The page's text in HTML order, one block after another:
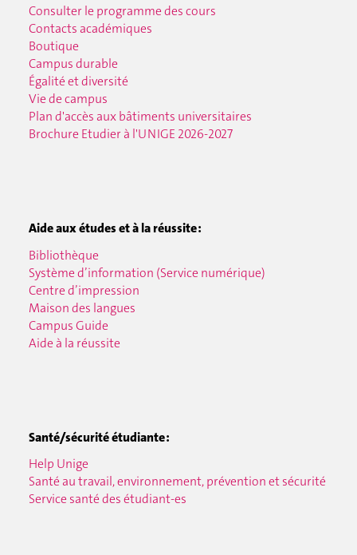
Consulter le programme des cours
Contacts académiques
Boutique
Campus durable
Égalité et diversité
Vie de campus
Plan d'accès aux bâtiments universitaires
Brochure Etudier à l'UNIGE 2026-2027
Aide aux études et à la réussite :
Bibliothèque
Système d’information (Service numérique)
Centre d’impression
Maison des langues
Campus Guide
Aide à la réussite
Santé/sécurité étudiante :
Help Unige
Santé au travail, environnement, prévention et sécurité
Service santé des étudiant-es